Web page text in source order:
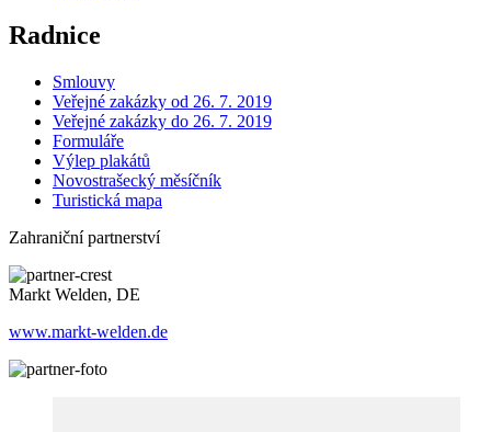
Radnice
Smlouvy
Veřejné zakázky od 26. 7. 2019
Veřejné zakázky do 26. 7. 2019
Formuláře
Výlep plakátů
Novostrašecký měsíčník
Turistická mapa
Zahraniční partnerství
Markt Welden, DE
www.markt-welden.de